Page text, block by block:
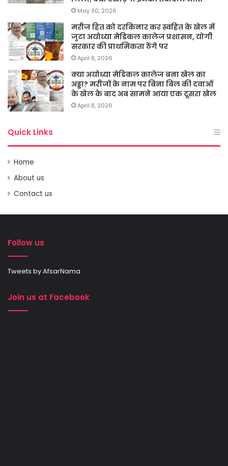
May 30, 2026
मरीज हित को दरकिनार कर स्वहित के खेल में
जुटा अयोध्या मेडिकल कालेज प्रशासन, योगी
सरकार की प्राथमिकता ठेंगे पर
April 8, 2026
क्या अयोध्या मेडिकल कालेज बना खेल का
अड्डा? मरीजों के नाम पर बिना बिल की दवाओं
के खेल के बाद अब सामने आया एक दूसरा खेल
April 8, 2026
Quick Links
Home
About us
Contact us
Follow us
Tweets by AfsarNama
Join us at Facebook